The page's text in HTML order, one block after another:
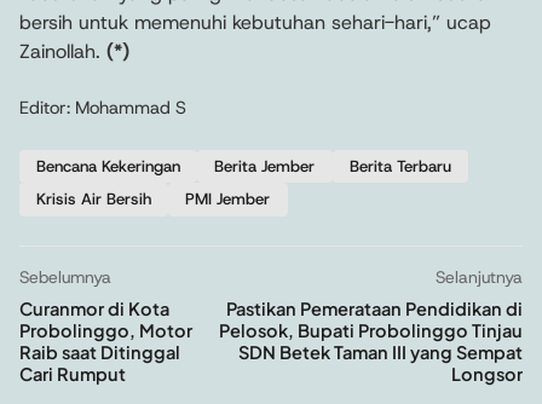
bersih untuk memenuhi kebutuhan sehari-hari,” ucap
Zainollah. (*)
Editor: Mohammad S
Bencana Kekeringan Berita Jember
Berita Terbaru
Krisis Air Bersih
PMI Jember
Sebelumnya
Curanmor di Kota
Probolinggo, Motor
Raib saat Ditinggal
Cari Rumput
Selanjutnya
Pastikan Pemerataan Pendidikan di
Pelosok, Bupati Probolinggo Tinjau
SDN Betek Taman III yang Sempat
Longsor